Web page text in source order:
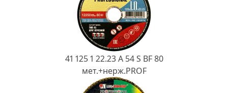
41 125 1 22.23 A 54 S BF 80
мет.+нерж.PROF